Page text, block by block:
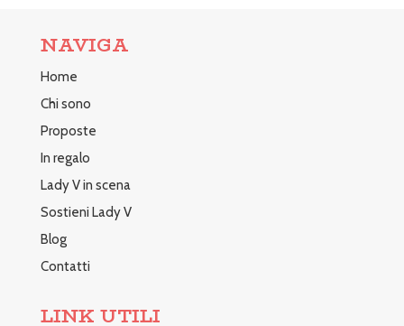
NAVIGA
Home
Chi sono
Proposte
In regalo
Lady V in scena
Sostieni Lady V
Blog
Contatti
LINK UTILI